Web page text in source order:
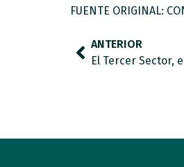
FUENTE ORIGINAL:
ANTERIOR